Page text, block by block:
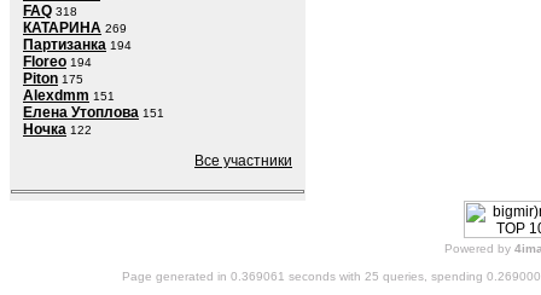
FAQ 318
КАТАРИНА 269
Партизанка 194
Floreo 194
Piton 175
Alexdmm 151
Елена Утоплова 151
Ночка 122
Все участники
Powered by
Page generated in 0.369061 seconds with 25 queries, spending